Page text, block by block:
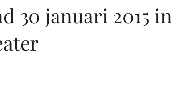
30 januari 2015